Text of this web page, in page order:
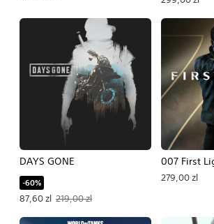
DAYS GONE
-60%
87,60 zl
Oferowana cena: 87,60 zl. Pierwotna cena:
219,00 zl
007 First
279,00 zl